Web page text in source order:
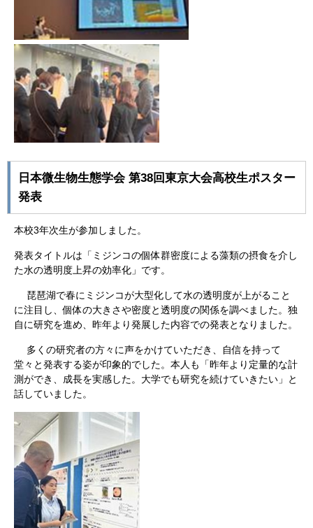
日本微生物生態学会 第38回東京大会高校生ポスター
発表
本校3年次生が参加しました。
発表タイトルは「ミジンコの個体群密度による藻類の摂食を介し
た水の透明度上昇の効率化」です。
琵琶湖で春にミジンコが大型化して水の透明度が上がること
に注目し、個体の大きさや密度と透明度の関係を調べました。独
自に研究を進め、昨年より発展した内容での発表となりました。
多くの研究者の方々に声をかけていただき、自信を持って
堂々と発表する姿が印象的でした。本人も「昨年より定量的な計
測ができ、成長を実感した。大学でも研究を続けていきたい」と
話していました。